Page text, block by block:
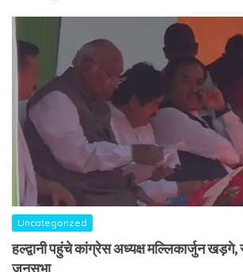
Uncategorized
हल्द्वानी पहुंचे कांग्रेस अध्यक्ष मल्लिकार्जुन खड़गे,
जनसभा